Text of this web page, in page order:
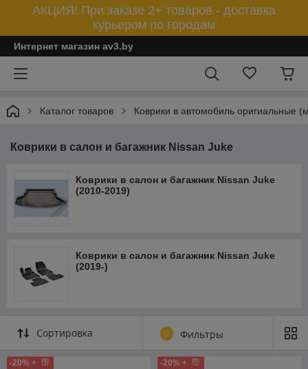
АКЦИЯ! При заказе 2+ товаров - доставка
курьером по городам
Интернет магазин av3.by
Каталог товаров Коврики в автомобиль оригиальные
Коврики в салон и багажник Nissan Juke
Коврики в салон и багажник Nissan Juke
(2010-2019)
Коврики в салон и багажник Nissan Juke
(2019-)
Сортировка 0 Фильтры
-20% + -20% +